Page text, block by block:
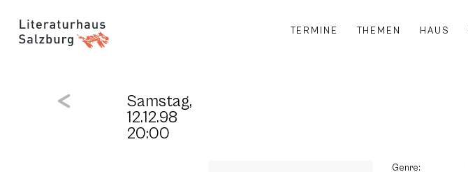
TERMINE THEMEN HAUS
Samstag,
12.12.98
20:00
Genre: